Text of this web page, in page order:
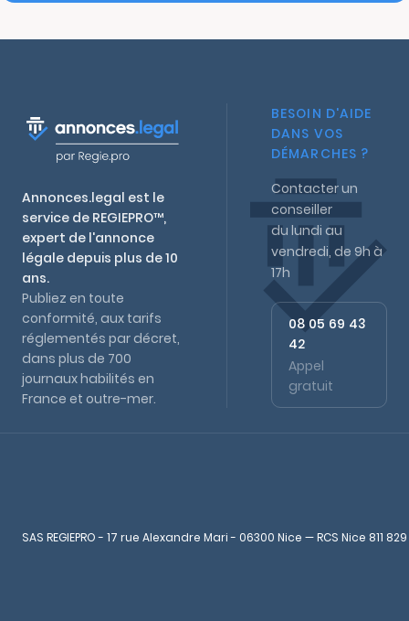
Annonces.legal est le
service de REGIEPRO™,
expert de l'annonce
légale depuis plus de 10
ans.
Publiez en toute
conformité, aux tarifs
réglementés par décret,
dans plus de 700
journaux habilités en
France et outre-mer.
BESOIN D'AIDE
DANS VOS
DÉMARCHES ?
Contacter un
conseiller
du lundi au
vendredi, de 9h à
17h
08 05 69 43
42
Appel
gratuit
SAS REGIEPRO - 17 rue Alexandre Mari - 06300 Nice — RCS Nice 811